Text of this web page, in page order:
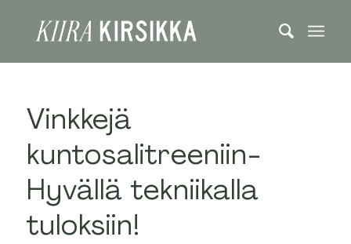
Vinkkejä
kuntosalitreeniin-
Hyvällä tekniikalla
tuloksiin!